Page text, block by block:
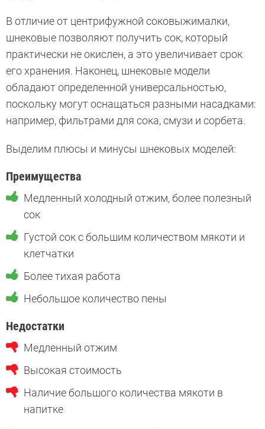
В отличие от центрифужной соковыжималки,
шнековые позволяют получить сок, который
практически не окислен, а это увеличивает срок
его хранения. Наконец, шнековые модели
обладают определенной универсальностью,
поскольку могут оснащаться разными насадками:
например, фильтрами для сока, смузи и сорбета.
Выделим плюсы и минусы шнековых моделей:
Преимущества
Медленный холодный отжим, более полезный
сок
Густой сок с большим количеством мякоти и
клетчатки
Более тихая работа
Небольшое количество пены
Недостатки
Медленный отжим
Высокая стоимость
Наличие большого количества мякоти в
напитке